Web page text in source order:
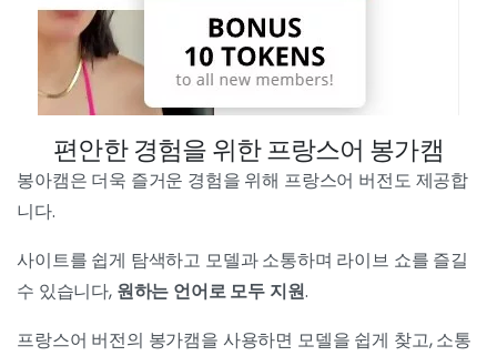
편안한 경험을 위한 프랑스어 봉가캠
봉아캠은 더욱 즐거운 경험을 위해 프랑스어 버전도 제공합
니다.
사이트를 쉽게 탐색하고 모델과 소통하며 라이브 쇼를 즐길
수 있습니다, 원하는 언어로 모두 지원.
프랑스어 버전의 봉가캠을 사용하면 모델을 쉽게 찾고, 소통